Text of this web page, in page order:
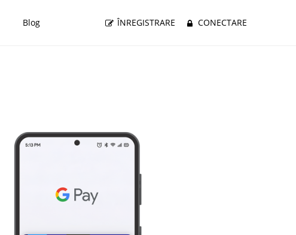
Blog ÎNREGISTRARE CONECTARE